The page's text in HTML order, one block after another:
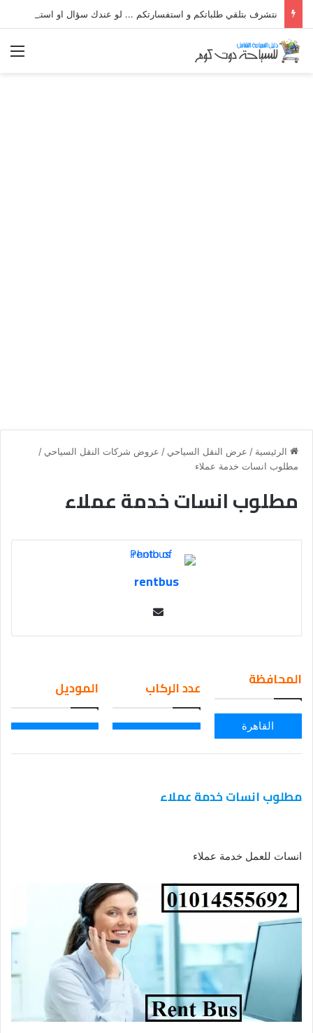
الرئيسية / عرض النقل السياحي / عروض شركات النقل السياحي /
مطلوب انسات خدمة عملاء
مطلوب انسات خدمة عملاء
rentbus
ail
المحافظة
القاهرة
عدد الركاب الموديل
مطلوب انسات خدمة عملاء
انسات للعمل خدمة عملاء